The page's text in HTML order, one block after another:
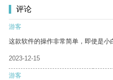
评论
游客
这款软件的操作非常简单，即使是小
2023-12-15
游客